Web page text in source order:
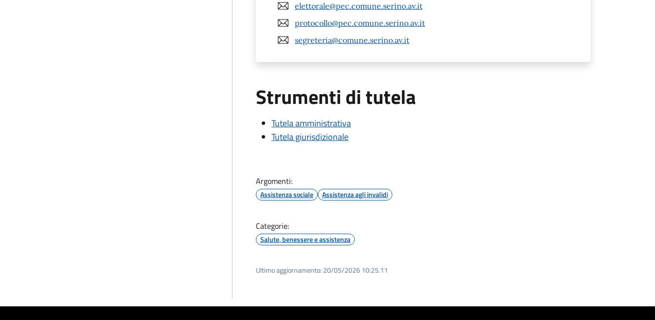
elettorale@pec.comune.serino.av.it
protocollo@pec.comune.serino.av.it
segreteria@comune.serino.av.it
Strumenti di tutela
Tutela amministrativa
Tutela giurisdizionale
Argomenti:
Assistenza sociale Assistenza agli invalidi
Categorie:
Salute, benessere e assistenza
Ultimo aggiornamento: 20/05/2026 10:25.11